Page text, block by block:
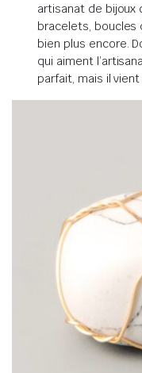
artisanat de bijoux
bracelets, boucles
bien plus encore.
qui aiment
parfait, mais il